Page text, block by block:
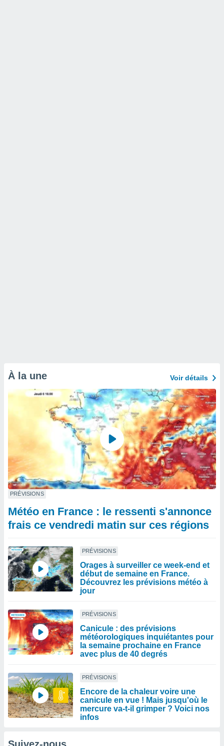
À la une Voir détails
PRÉVISIONS
Météo en France : le ressenti s'annonce
frais ce vendredi matin sur ces régions
PRÉVISIONS
Orages à surveiller ce week-end et
début de semaine en France.
Découvrez les prévisions météo à
jour
PRÉVISIONS
Canicule : des prévisions
météorologiques inquiétantes pour
la semaine prochaine en France
avec plus de 40 degrés
PRÉVISIONS
Encore de la chaleur voire une
canicule en vue ! Mais jusqu'où le
mercure va-t-il grimper ? Voici nos
infos